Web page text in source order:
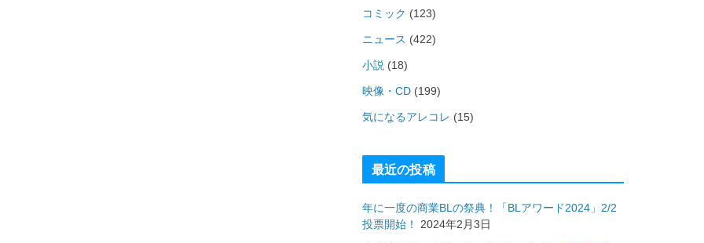
コミック (123)
ニュース (422)
小説 (18)
映像・CD (199)
気になるアレコレ (15)
最近の投稿
年に一度の商業BLの祭典！「BLアワード2024」2/2
投票開始！
2024年2月3日